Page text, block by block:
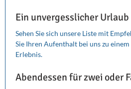
Ein unvergesslicher Urlaub
Sehen Sie sich unsere Liste mit
Sie Ihren Aufenthalt bei uns zu
Erlebnis.
Abendessen für zwei oder